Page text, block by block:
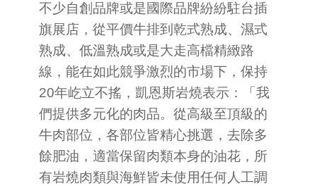
不少自創品牌或是國際品牌紛紛駐台插
旗展店，從平價牛排到乾式熟成、濕式
熟成、低溫熟成或是大走高檔精緻路
線，能在如此競爭激烈的市場下，保持
20年屹立不搖，凱恩斯岩燒表示：「我
們提供多元化的肉品。從高級至頂級的
牛肉部位，各部位皆精心挑選，去除多
餘肥油，適當保留肉類本身的油花，所
有岩燒肉類與海鮮皆未使用任何人工調